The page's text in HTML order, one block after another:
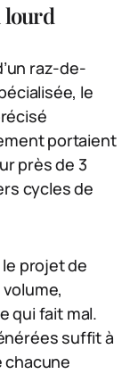
lourd
raz-de-
le
portaient
près de 3
cycles de
projet de
qui fait mal.
suffit à
chacune